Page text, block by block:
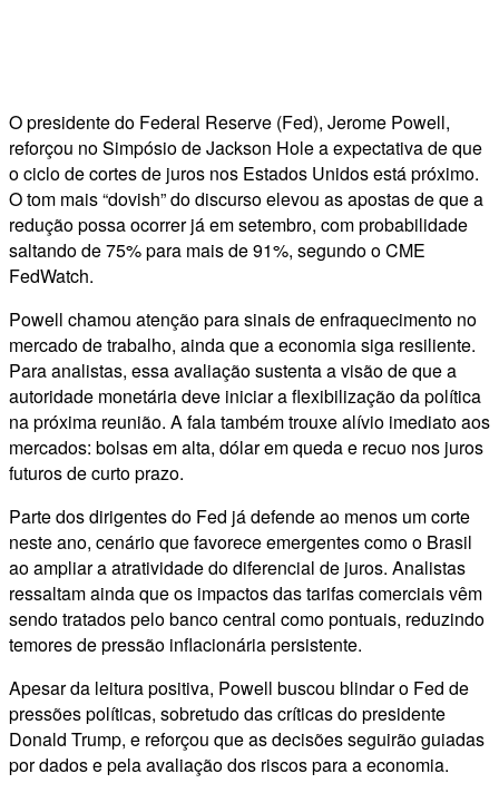
O presidente do Federal Reserve (Fed), Jerome Powell,
reforçou no Simpósio de Jackson Hole a expectativa de que
o ciclo de cortes de juros nos Estados Unidos está próximo.
O tom mais “dovish” do discurso elevou as apostas de que a
redução possa ocorrer já em setembro, com probabilidade
saltando de 75% para mais de 91%, segundo o CME
FedWatch.
Powell chamou atenção para sinais de enfraquecimento no
mercado de trabalho, ainda que a economia siga resiliente.
Para analistas, essa avaliação sustenta a visão de que a
autoridade monetária deve iniciar a flexibilização da política
na próxima reunião. A fala também trouxe alívio imediato aos
mercados: bolsas em alta, dólar em queda e recuo nos juros
futuros de curto prazo.
Parte dos dirigentes do Fed já defende ao menos um corte
neste ano, cenário que favorece emergentes como o Brasil
ao ampliar a atratividade do diferencial de juros. Analistas
ressaltam ainda que os impactos das tarifas comerciais vêm
sendo tratados pelo banco central como pontuais, reduzindo
temores de pressão inflacionária persistente.
Apesar da leitura positiva, Powell buscou blindar o Fed de
pressões políticas, sobretudo das críticas do presidente
Donald Trump, e reforçou que as decisões seguirão guiadas
por dados e pela avaliação dos riscos para a economia.